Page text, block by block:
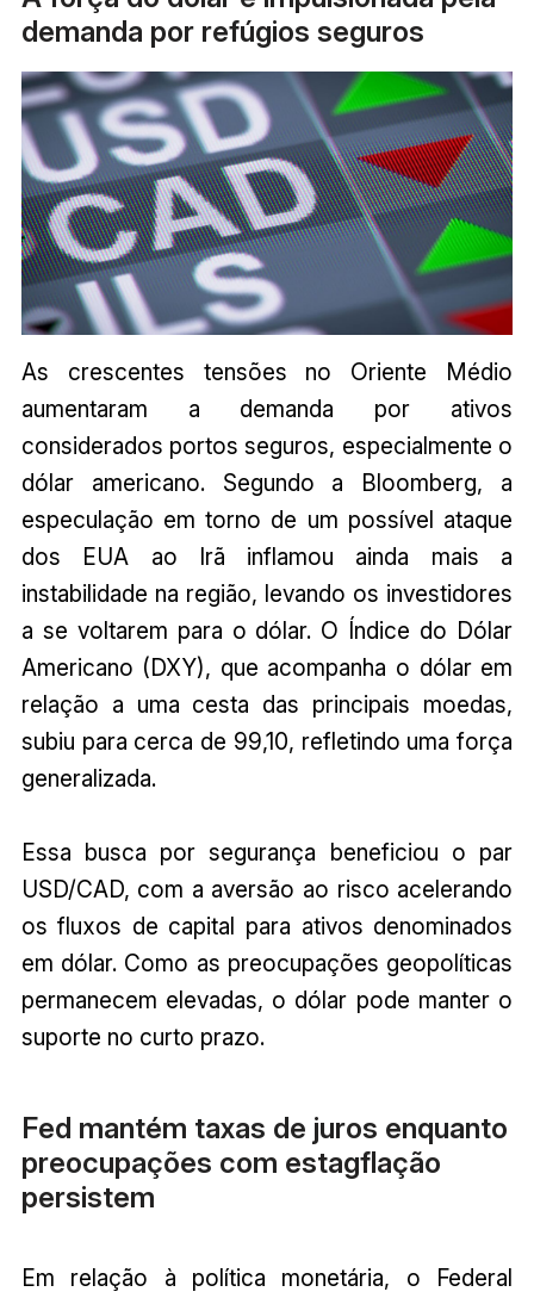
demanda por refúgios seguros
As crescentes tensões no Oriente Médio
aumentaram a demanda por ativos
considerados portos seguros, especialmente o
dólar americano. Segundo a Bloomberg, a
especulação em torno de um possível ataque
dos EUA ao Irã inflamou ainda mais a
instabilidade na região, levando os investidores
a se voltarem para o dólar. O Índice do Dólar
Americano (DXY), que acompanha o dólar em
relação a uma cesta das principais moedas,
subiu para cerca de 99,10, refletindo uma força
generalizada.
Essa busca por segurança beneficiou o par
USD/CAD, com a aversão ao risco acelerando
os fluxos de capital para ativos denominados
em dólar. Como as preocupações geopolíticas
permanecem elevadas, o dólar pode manter o
suporte no curto prazo.
Fed mantém taxas de juros enquanto
preocupações com estagflação
persistem
Em relação à política monetária, o Federal